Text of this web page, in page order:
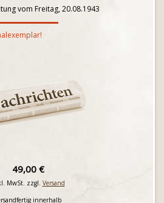
vom Freitag, 20.08.1943
49,00 €
MwSt. zzgl. Versand
innerhalb